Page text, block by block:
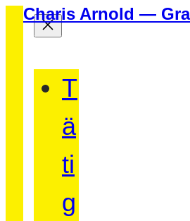
T
ä
ti
g
Charis Arnold —